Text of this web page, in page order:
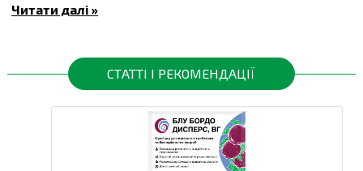
- Максимальна фіксація з поверхнею рослини
Спосіб використання:
Обприскування в Термін вегетації
Діюча речовина:сульфат міді, 790 г/кг, мідь у
металевому еквіваленті 200 г/кг
гранули, що диспергуються у
Читати далі »
СТАТТІ І РЕКОМЕНДАЦІЇ